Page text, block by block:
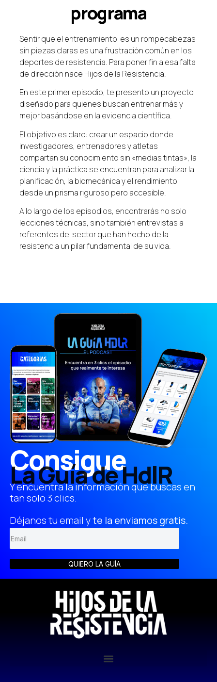
programa
Sentir que el entrenamiento es un rompecabezas
sin piezas claras es una frustración común en los
deportes de resistencia. Para poner fin a esa falta
de dirección nace Hijos de la Resistencia.
En este primer episodio, te presento un proyecto
diseñado para quienes buscan entrenar más y
mejor basándose en la evidencia científica.
El objetivo es claro: crear un espacio donde
investigadores, entrenadores y atletas
compartan su conocimiento sin «medias tintas», la
ciencia y la práctica se encuentran para analizar la
planificación, la biomecánica y el rendimiento
desde un prisma riguroso pero accesible.
A lo largo de los episodios, encontrarás no solo
lecciones técnicas, sino también entrevistas a
referentes del sector que han hecho de la
resistencia un pilar fundamental de su vida.
Consigue
La Guía de HdlR
Y encuentra la información que buscas en
tan solo 3 clics.
Déjanos tu email yte la enviamos gratis.
QUIERO LA GUÍA